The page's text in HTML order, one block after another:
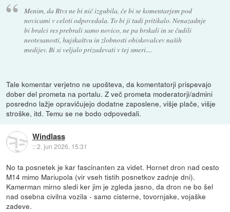
Menim, da Rtvs ne bi nič izgubila, če bi se komentarjem pod
novicami v celoti odpovedala. To bi ji tudi pritikalo. Nenazadnje
bi bralci res prebrali samo novico, ne pa brskali in se čudili
neotesanosti, hujskaštvu in zlobnosti obiskovalcev naših
medijev. Bi si veljalo prizadevati v tej smeri....
Tale komentar verjetno ne upošteva, da komentatorji prispevajo
dober del prometa na portalu. Z več prometa moderatorji/admini
posredno lažje opravičujejo dodatne zaposlene, višje plače, višje
stroške, itd. Temu se ne bodo odpovedali.
Windlass
::2. jun 2026, 15:31
No ta posnetek je kar fascinanten za videt. Hornet dron nad cesto
M14 mimo Mariupola (vir vseh tistih posnetkov zadnje dni).
Kamerman mirno sledi ker jim je zgleda jasno, da dron ne bo šel
nad osebna civilna vozila - samo cisterne, tovornjake, vojaške
zadeve.